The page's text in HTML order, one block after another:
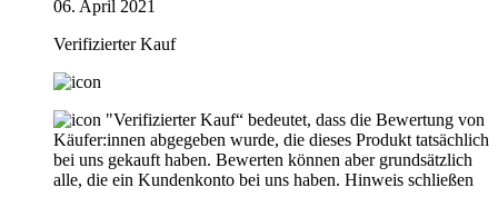
06. April 2021
Verifizierter Kauf
"Verifizierter Kauf“ bedeutet, dass die Bewertung von
Käufer:innen abgegeben wurde, die dieses Produkt tatsächlich
bei uns gekauft haben. Bewerten können aber grundsätzlich
alle, die ein Kundenkonto bei uns haben. Hinweis schließen